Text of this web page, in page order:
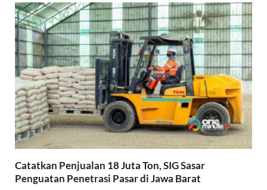
Catatkan Penjualan 18 Juta Ton, SIG Sasar
Penguatan Penetrasi Pasar di Jawa Barat